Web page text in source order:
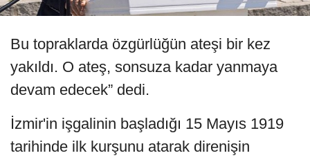
Bu topraklarda özgürlüğün ateşi bir kez
yakıldı. O ateş, sonsuza kadar yanmaya
devam edecek” dedi.
İzmir'in işgalinin başladığı 15 Mayıs 1919
tarihinde ilk kurşunu atarak direnişin